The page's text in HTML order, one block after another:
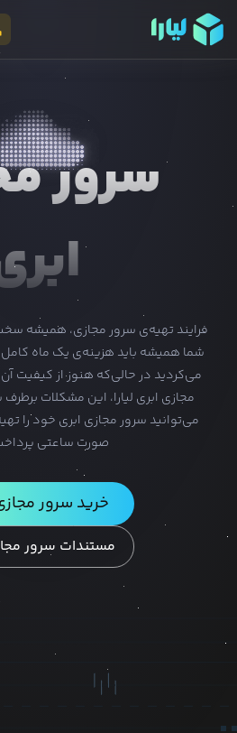
سرور
فرایند تهیه‌ی سرور مجازی، همیشه
شما همیشه باید هزینه‌ی یک ماه کامل
می‌کردید در حالی‌که هنوز از کیفیت
مجازی ابری لیارا، این مشکلات
می‌توانید سرور مجازی ابری خود را
صورت ساعتی
مستندات سرور
خرید سرور